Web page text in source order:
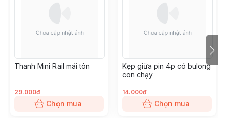
Thanh Mini Rail mái tôn
29.000đ
Chọn mua
Kẹp giữa pin 4p có bulong
con chạy
14.000đ
Chọn mua